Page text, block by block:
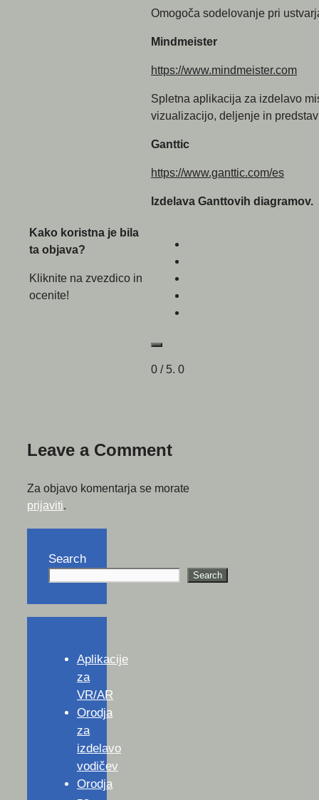
Omogoča sodelovanje pri
Mindmeister
https://www.mindmeister.com
Spletna aplikacija za izdelavo
vizualizacijo, deljenje in
Ganttic
https://www.ganttic.com/es
Izdelava Ganttovih diagramov.
Kako koristna je bila
ta objava?
Kliknite na zvezdico in
ocenite!
0 / 5. 0
Leave a Comment
Za objavo komentarja se morate
prijaviti.
Search
Search
Aplikacije
za
VR/AR
Orodja
za
izdelavo
vodičev
Orodja